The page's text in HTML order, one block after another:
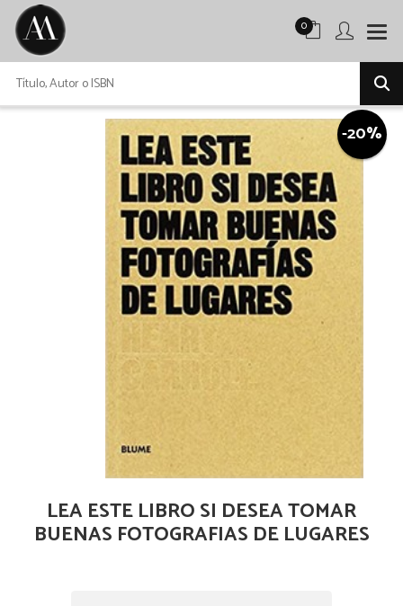
0
-20%
LEA ESTE LIBRO SI DESEA TOMAR
BUENAS FOTOGRAFIAS DE LUGARES